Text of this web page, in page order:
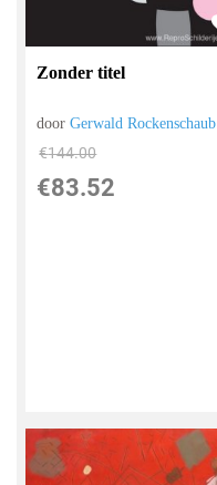
Zonder titel
doorGerwald Rockenschaub
€144.00
€83.52